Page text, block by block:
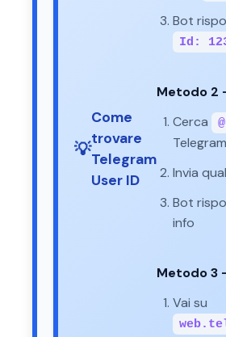
💡
Come
trovare
Telegram
User ID
Bot
Id:
Metodo 2
Cerca
Telegram
Invia
Bot
info
Metodo 3
Vai su